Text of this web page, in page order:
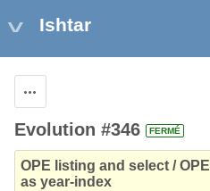
Ishtar
Evolution #346 FERMÉ
OPE listing and select /
as year-index